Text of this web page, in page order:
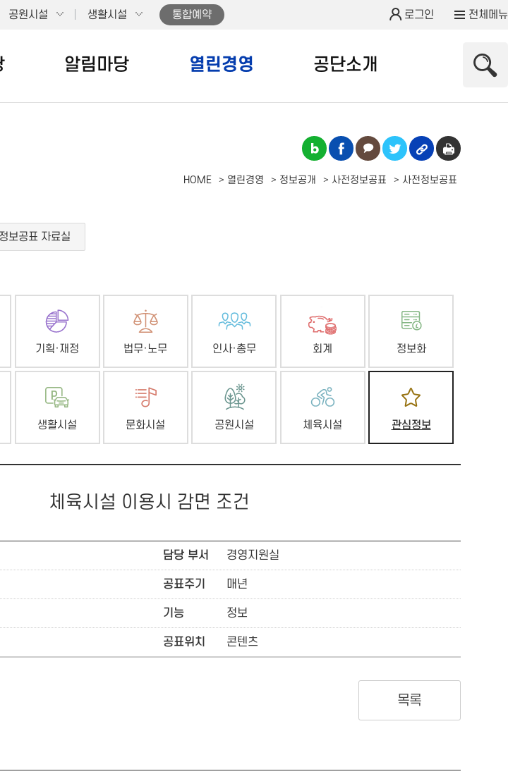
공원시설 생활시설 통합예약 로그인 전체메뉴
알림마당 열린경영 공단소개
HOME 열린경영 정보공개 사전정보공표 사전정보공표
보공표 자료실
기획·재정 법무·노무 인사·총무 회계 정보화
생활시설 문화시설 공원시설 체육시설 관심정보
체육시설 이용시 감면 조건
담당 부서 경영지원실
공표주기 매년
기능 정보
공표위치 콘텐츠
목록